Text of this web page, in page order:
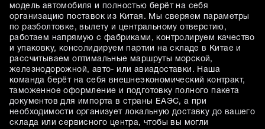
модель автомобиля и полностью берёт на себя
организацию поставок из Китая. Мы сверяем параметры
по разболтовке, вылету и центральному отверстию,
работаем напрямую с фабриками, контролируем качество
и упаковку, консолидируем партии на складе в Китае и
рассчитываем оптимальные маршруты морской,
железнодорожной, авто- или авиадоставки. Наша
команда берёт на себя внешнеэкономический контракт,
таможенное оформление и подготовку полного пакета
документов для импорта в страны ЕАЭС, а при
необходимости организует локальную доставку до вашего
склада или сервисного центра, чтобы вы могли